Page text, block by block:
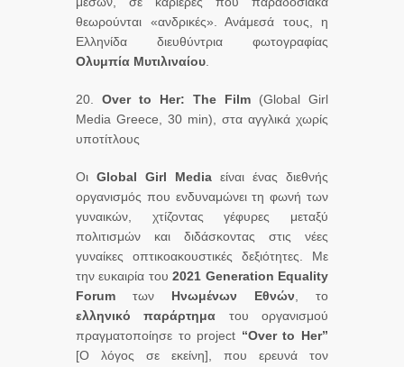
θεωρούνται «ανδρικές». Ανάμεσά τους, η
Ελληνίδα διευθύντρια φωτογραφίας
Ολυμπία Μυτιλιναίου.
20. Over to Her: The Film (Global Girl
Media Greece, 30 min), στα αγγλικά χωρίς
υποτίτλους
Οι Global Girl Media είναι ένας διεθνής
οργανισμός που ενδυναμώνει τη φωνή των
γυναικών, χτίζοντας γέφυρες μεταξύ
πολιτισμών και διδάσκοντας στις νέες
γυναίκες οπτικοακουστικές δεξιότητες. Με
την ευκαιρία του2021 Generation Equality
Forum των Ηνωμένων Εθνών, το
ελληνικό παράρτημα του οργανισμού
πραγματοποίησε το project “Over to Her”
[Ο λόγος σε εκείνη], που ερευνά τον